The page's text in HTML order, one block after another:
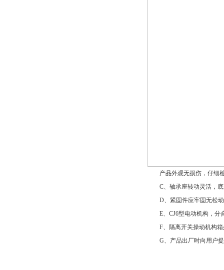
产品外观无损伤，仔细检
C、轴承座转动灵活，底
D、紧固件应牢固无松
E、CJ6型电动机构，分
F、隔离开关操动机构箱
G、产品出厂时向用户提